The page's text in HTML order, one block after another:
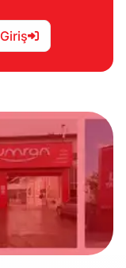
Giriş